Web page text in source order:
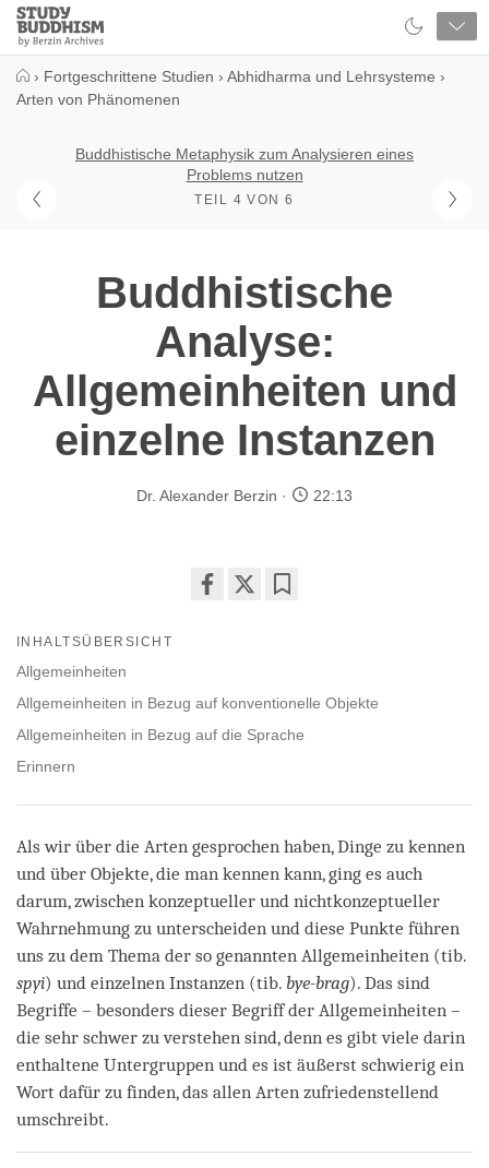
Close
Study
Buddhism
› Fortgeschrittene Studien › Abhidharma und Lehrsysteme ›
Arten von Phänomenen
Buddhistische Metaphysik zum Analysieren eines
Problems nutzen
TEIL 4 VON 6
Buddhistische
Analyse:
Allgemeinheiten und
einzelne Instanzen
Dr. Alexander Berzin 22:13
INHALTSÜBERSICHT
Allgemeinheiten
Allgemeinheiten in Bezug auf konventionelle Objekte
Allgemeinheiten in Bezug auf die Sprache
Erinnern
Als wir über die Arten gesprochen haben, Dinge zu kennen
und über Objekte, die man kennen kann, ging es auch
darum, zwischen konzeptueller und nichtkonzeptueller
Wahrnehmung zu unterscheiden und diese Punkte führen
uns zu dem Thema der so genannten Allgemeinheiten (tib.
spyi) und einzelnen Instanzen (tib. bye-brag). Das sind
Begriffe – besonders dieser Begriff der Allgemeinheiten –
die sehr schwer zu verstehen sind, denn es gibt viele darin
enthaltene Untergruppen und es ist äußerst schwierig ein
Wort dafür zu finden, das allen Arten zufriedenstellend
umschreibt.